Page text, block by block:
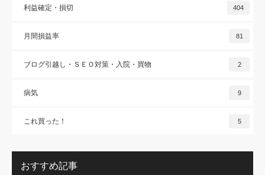
利益確定・損切 404
月間損益率 81
ブログ引越し・ＳＥＯ対策・入院・買物 2
病気 9
これ買った！ 5
おすすめ記事